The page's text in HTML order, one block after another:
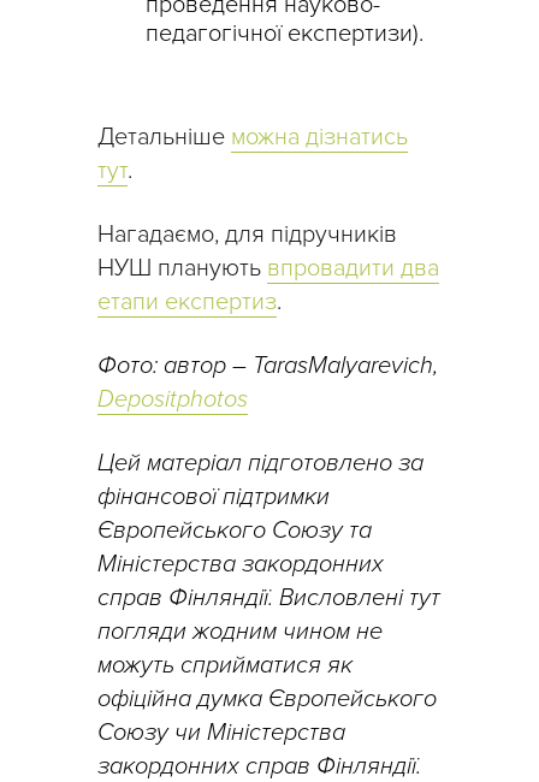
педагогічної експертизи).
Детальніше можна дізнатись
тут.
Нагадаємо, для підручників
НУШ планують впровадити два
етапи експертиз.
Фото: автор – TarasMalyarevich,
Depositphotos
Цей матеріал підготовлено за
фінансової підтримки
Європейського Союзу та
Міністерства закордонних
справ Фінляндії. Висловлені тут
погляди жодним чином не
можуть сприйматися як
офіційна думка Європейського
Союзу чи Міністерства
закордонних справ Фінляндії.